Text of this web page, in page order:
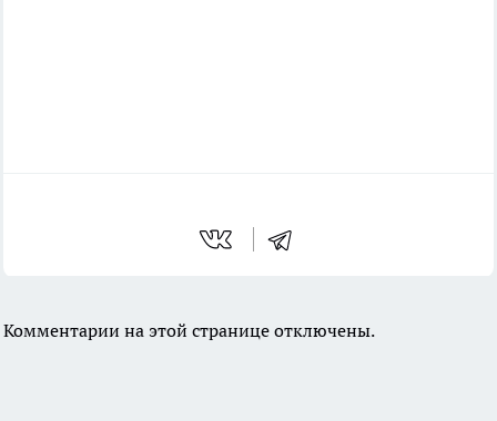
Комментарии на этой странице отключены.